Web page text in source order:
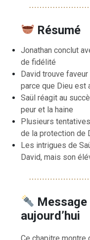
Résumé
Jonathan conclut
de fidélité
David trouve
parce que Dieu est
Saül réagit au
peur et la haine
Plusieurs
de la protection de
Les intrigues de
David, mais son
Message
aujourd’hui